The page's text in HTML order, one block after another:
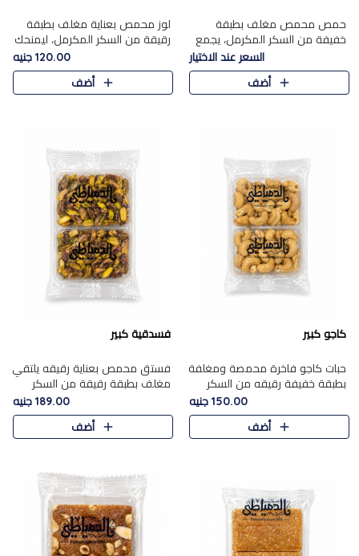
حمص محمص مغلف بطبقة
خفيفة من السكر المكرمل، يجمع
بين القرمشة المميزة والطعم
الشرقي الأصيل في واحدة من أشهر
حلويات الموسم.
السعر عند الاختيار
أضف
لوز محمص بعناية مغلف بطبقة
رقيقة من السكر المكرمل، ليمنحك
قرمشة راقية ونكهة غنية تبرز
فخامة اللوز في كل قطعة.
120.00 جنيه
أضف
كاجو كبير
حبات كاجو فاخرة محمصة ومغلفة
بطبقة خفيفة رقيقه من السكر
المكرمل، تجمع بين توازن النعومة
زبدية غنية فاخرة والقرمشة
المرضية في حلوى شرقية بطاب..
150.00 جنيه
أضف
فسدقية كبير
فستق محمص بعناية رقيقه يلتقي
مغلف بطبقة رقيقة من السكر
المكرمل، ليقدم مذاقًا فاخرًا حلوي
شرقية فاخرة ونكهة غنية ناتي تميز
كل قطعة و قوام هش
189.00 جنيه
أضف